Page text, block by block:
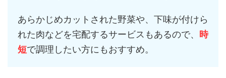
あらかじめカットされた野菜や、下味が付けら
れた肉などを宅配するサービスもあるので、
時
短で調理したい方にもおすすめ。